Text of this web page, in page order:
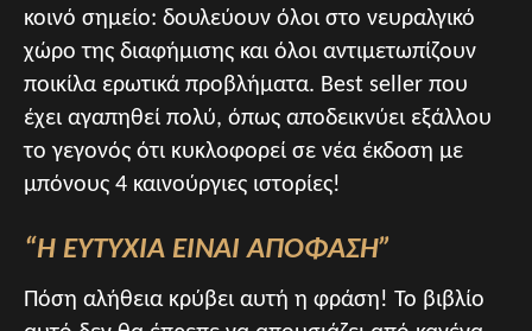
κοινό σημείο: δουλεύουν όλοι στο νευραλγικό
χώρο της διαφήμισης και όλοι αντιμετωπίζουν
ποικίλα ερωτικά προβλήματα. Best seller που
έχει αγαπηθεί πολύ, όπως αποδεικνύει εξάλλου
το γεγονός ότι κυκλοφορεί σε νέα έκδοση με
μπόνους 4 καινούργιες ιστορίες!
“Η ΕΥΤΥΧΙΑ ΕΙΝΑΙ ΑΠΟΦΑΣΗ”
Πόση αλήθεια κρύβει αυτή η φράση! To βιβλίο